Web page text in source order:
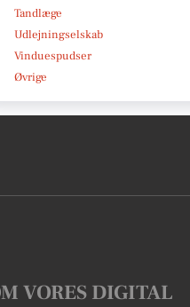
Tandlæge
Udlejningselskab
Vinduespudser
Øvrige
VORES DIGITAL